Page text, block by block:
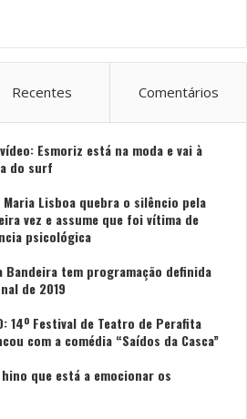
da Feira
Recentes Comentários
Esmoriz está na moda e vai à
do surf
Maria Lisboa quebra o silêncio pela
vez e assume que foi vítima de
psicológica
Bandeira tem programação definida
de 2019
14º Festival de Teatro de Perafita
com a comédia “Saídos da Casca”
que está a emocionar os